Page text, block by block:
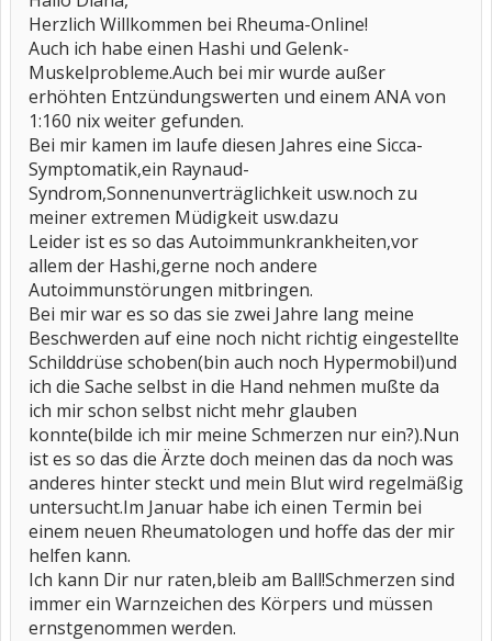
Herzlich Willkommen bei Rheuma-Online!
Auch ich habe einen Hashi und Gelenk-
Muskelprobleme.Auch bei mir wurde außer
erhöhten Entzündungswerten und einem ANA von
1:160 nix weiter gefunden.
Bei mir kamen im laufe diesen Jahres eine Sicca-
Symptomatik,ein Raynaud-
Syndrom,Sonnenunverträglichkeit usw.noch zu
meiner extremen Müdigkeit usw.dazu
Leider ist es so das Autoimmunkrankheiten,vor
allem der Hashi,gerne noch andere
Autoimmunstörungen mitbringen.
Bei mir war es so das sie zwei Jahre lang meine
Beschwerden auf eine noch nicht richtig eingestellte
Schilddrüse schoben(bin auch noch Hypermobil)und
ich die Sache selbst in die Hand nehmen mußte da
ich mir schon selbst nicht mehr glauben
konnte(bilde ich mir meine Schmerzen nur ein?).Nun
ist es so das die Ärzte doch meinen das da noch was
anderes hinter steckt und mein Blut wird regelmäßig
untersucht.Im Januar habe ich einen Termin bei
einem neuen Rheumatologen und hoffe das der mir
helfen kann.
Ich kann Dir nur raten,bleib am Ball!Schmerzen sind
immer ein Warnzeichen des Körpers und müssen
ernstgenommen werden.